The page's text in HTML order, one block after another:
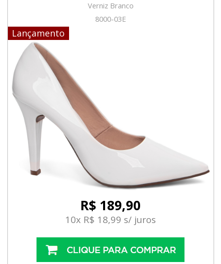
Verniz Branco
8000-03E
Lançamento
R$ 189,90
10x R$ 18,99 s/ juros